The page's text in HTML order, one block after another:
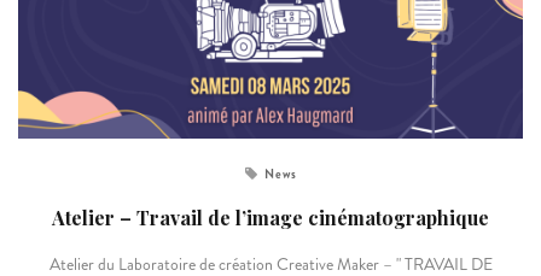
News
Atelier – Travail de l’image cinématographique
Atelier du Laboratoire de création Creative Maker – " TRAVAIL DE